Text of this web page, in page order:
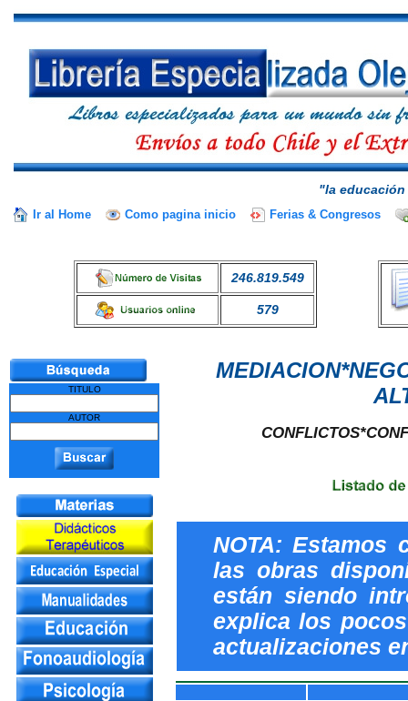
"la
Ir al Home Como pagina inicio Ferias & Congresos
246.819.549
579
TITULO
AUTOR
NOTA: Estamos
las obras
están siendo
explica los
actualizaciones